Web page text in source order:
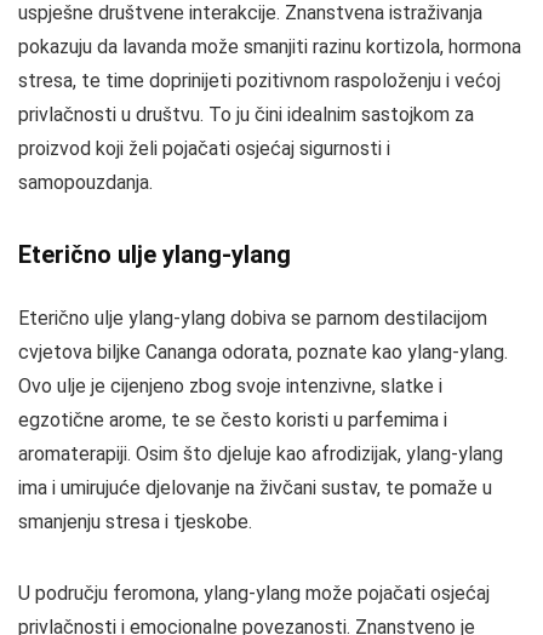
uspješne društvene interakcije. Znanstvena istraživanja
pokazuju da lavanda može smanjiti razinu kortizola, hormona
stresa, te time doprinijeti pozitivnom raspoloženju i većoj
privlačnosti u društvu. To ju čini idealnim sastojkom za
proizvod koji želi pojačati osjećaj sigurnosti i
samopouzdanja.
Eterično ulje ylang-ylang
Eterično ulje ylang-ylang dobiva se parnom destilacijom
cvjetova biljke Cananga odorata, poznate kao ylang-ylang.
Ovo ulje je cijenjeno zbog svoje intenzivne, slatke i
egzotične arome, te se često koristi u parfemima i
aromaterapiji. Osim što djeluje kao afrodizijak, ylang-ylang
ima i umirujuće djelovanje na živčani sustav, te pomaže u
smanjenju stresa i tjeskobe.
U području feromona, ylang-ylang može pojačati osjećaj
privlačnosti i emocionalne povezanosti. Znanstveno je